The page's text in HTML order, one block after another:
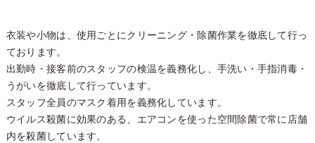
衣装や小物は、使用ごとにクリーニング・除菌作業を徹底して行っ
ております。
出勤時・接客前のスタッフの検温を義務化し、手洗い・手指消毒・
うがいを徹底して行っています。
スタッフ全員のマスク着用を義務化しています。
ウイルス殺菌に効果のある、エアコンを使った空間除菌で常に店舗
内を殺菌しています。